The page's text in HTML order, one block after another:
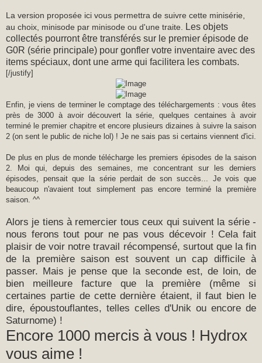
La version proposée ici vous permettra de suivre cette minisérie,
au choix, minisode par minisode ou d'une traite.
Les objets
collectés pourront être transférés sur le premier épisode de
G0R (série principale) pour gonfler votre inventaire avec des
items spéciaux, dont une arme qui facilitera les combats.
[/justify]
Enfin, je viens de terminer le comptage des téléchargements : vous êtes
près de 3000 à avoir découvert la série, quelques centaines à avoir
terminé le premier chapitre et encore plusieurs dizaines à suivre la saison
2 (on sent le public de niche lol) ! Je ne sais pas si certains viennent d'ici.
De plus en plus de monde télécharge les premiers épisodes de la saison
2. Moi qui, depuis des semaines, me concentrant sur les derniers
épisodes, pensait que la série perdait de son succès... Je vois que
beaucoup n'avaient tout simplement pas encore terminé la première
saison. ^^
Alors je tiens à remercier tous ceux qui suivent la série -
nous ferons tout pour ne pas vous décevoir ! Cela fait
plaisir de voir notre travail récompensé, surtout que la fin
de la première saison est souvent un cap difficile à
passer. Mais je pense que la seconde est, de loin, de
bien meilleure facture que la première (même si
certaines partie de cette dernière étaient, il faut bien le
dire, époustouflantes, telles celles d'Unik ou encore de
Saturnome) !
Encore 1000 mercis à vous ! Hydrox
vous aime !